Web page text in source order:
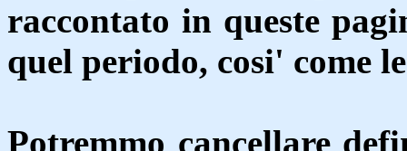
raccontato in queste
quel periodo, cosi' come
Potremmo cancellare